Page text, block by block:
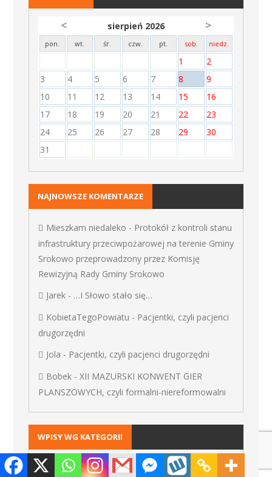
< sierpień 2026 >
pon. wt. śr. czw. pt. sob. niedz.
1
2
3
4 5 6 7 8
9
10
11 12 13 14 15
16
17
18 19 20 21 22
23
24
25 26 27 28 29
30
31
NAJNOWSZE KOMENTARZE
Mieszkam niedaleko - Protokół z kontroli stanu
infrastruktury przeciwpożarowej na terenie Gminy
Srokowo przeprowadzony przez Komisję
Rewizyjną Rady Gminy Srokowo
Jarek- …I Słowo stało się…
KobietaTegoPowiatu - Pacjentki, czyli pacjenci
drugorzędni
Jola - Pacjentki, czyli pacjenci drugorzędni
Bobek- XII MAZURSKI KONWENT GIER
PLANSZOWYCH, czyli formalni-niereformowalni
WPISY WG KATEGORII